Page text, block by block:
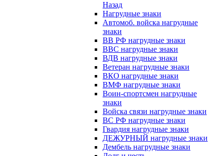
Назад
Нагрудные знаки
Автомоб. войска нагрудные
знаки
ВВ РФ нагрудные знаки
ВВС нагрудные знаки
ВДВ нагрудные знаки
Ветеран нагрудные знаки
ВКО нагрудные знаки
ВМФ нагрудные знаки
Воин-спортсмен нагрудные
знаки
Войска связи нагрудные знаки
ВС РФ нагрудные знаки
Гвардия нагрудные знаки
ДЕЖУРНЫЙ нагрудные знаки
Дембель нагрудные знаки